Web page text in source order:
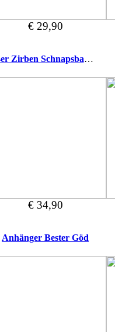
€ 29,90
4er Zirben Schnapsbank Guten Freunden
€ 34,90
Anhänger Bester Göd